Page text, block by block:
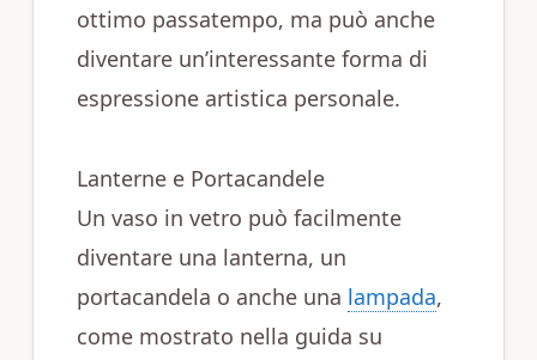
ottimo passatempo, ma può anche
diventare un’interessante forma di
espressione artistica personale.
Lanterne e Portacandele
Un vaso in vetro può facilmente
diventare una lanterna, un
portacandela o anche una lampada,
come mostrato nella guida su